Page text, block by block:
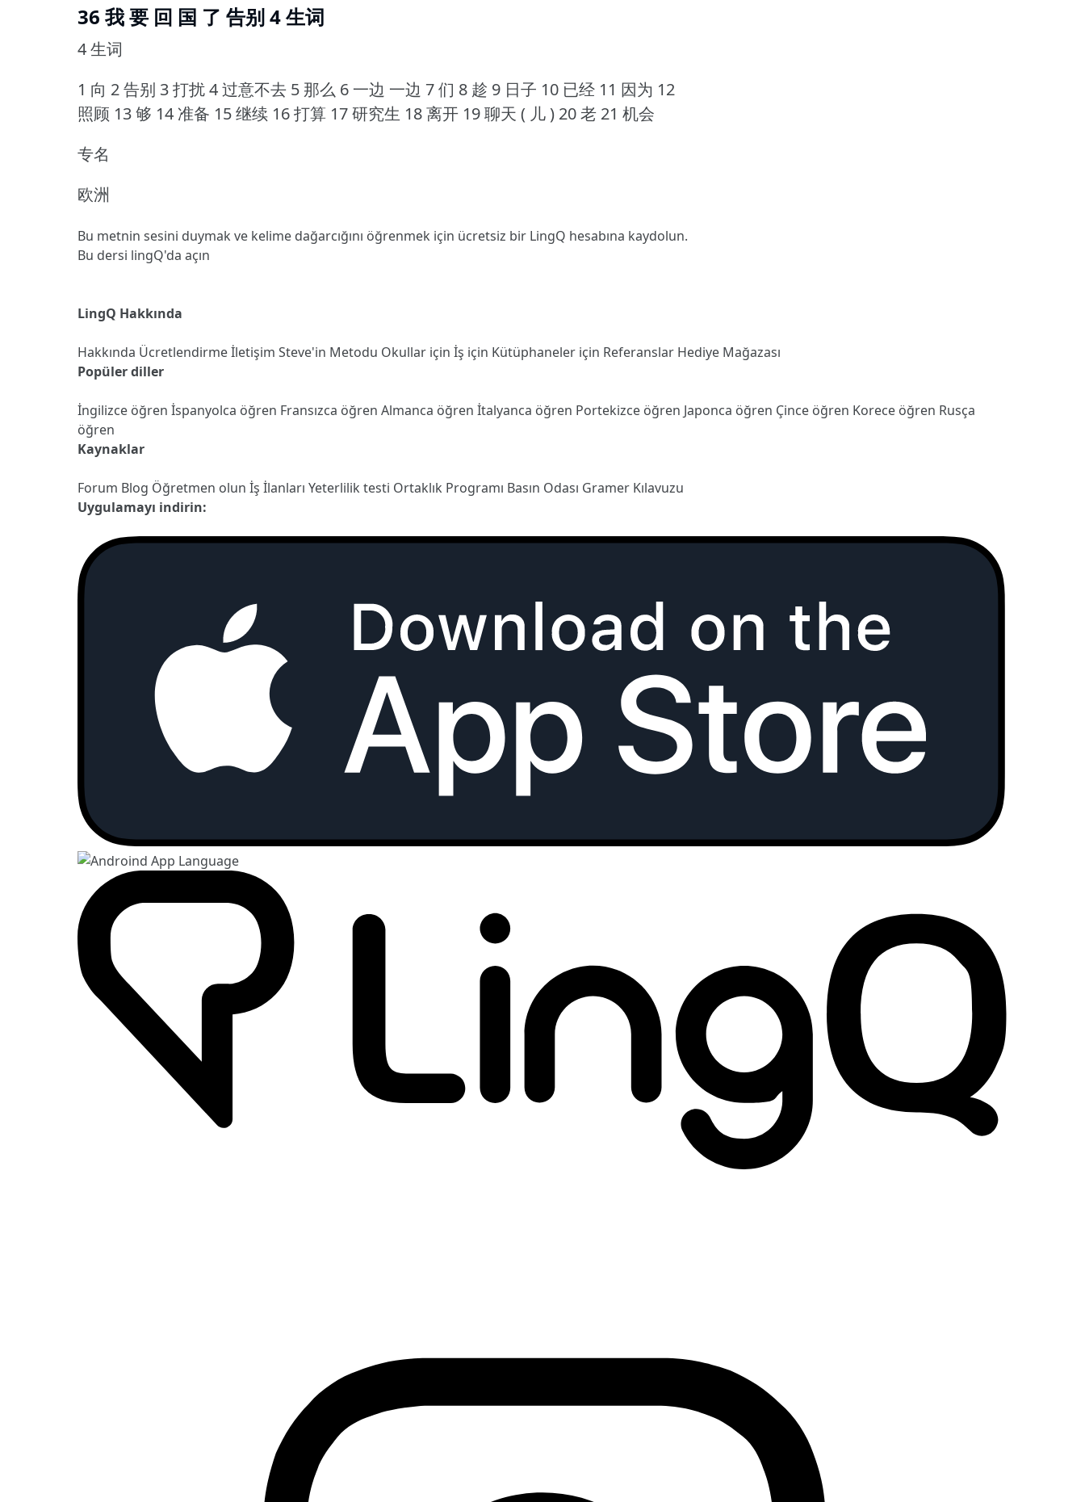
36 我 要 回 国 了 告别 4 生词
4 生词
1 向 2 告别 3 打扰 4 过意不去 5 那么 6 一边 一边 7 们 8 趁 9 日子 10 已经 11 因为 12
照顾 13 够 14 准备 15 继续 16 打算 17 研究生 18 离开 19 聊天 ( 儿 ) 20 老 21 机会
专名
欧洲
Bu metnin sesini duymak ve kelime dağarcığını öğrenmek için ücretsiz bir LingQ hesabına kaydolun.
Bu dersi lingQ'da açın
LingQ Hakkında
Hakkında Ücretlendirmeİletişim Steve'in Metodu Okullar için İş için Kütüphaneler için Referanslar Hediye Mağazası
Popüler diller
İngilizce öğren İspanyolca öğren Fransızca öğren Almanca öğren İtalyanca öğren Portekizce öğren Japonca öğren Çince öğren Korece öğren Rusça
öğren
Kaynaklar
Forum Blog Öğretmen olun İş İlanları Yeterlilik testi Ortaklık Programı Basın Odası Gramer Kılavuzu
Uygulamayı indirin: